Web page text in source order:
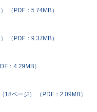
（PDF：5.74MB）
（PDF：9.37MB）
：4.29MB）
18ページ） （PDF：2.09MB）